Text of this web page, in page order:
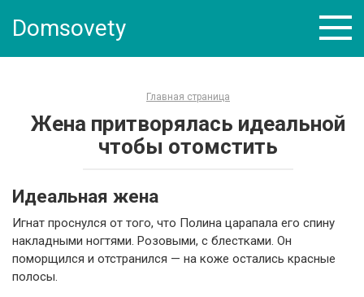
Domsovety
Главная страница
Жена притворялась идеальной
чтобы отомстить
Идеальная жена
Игнат проснулся от того, что Полина царапала его спину
накладными ногтями. Розовыми, с блестками. Он
поморщился и отстранился — на коже остались красные
полосы.